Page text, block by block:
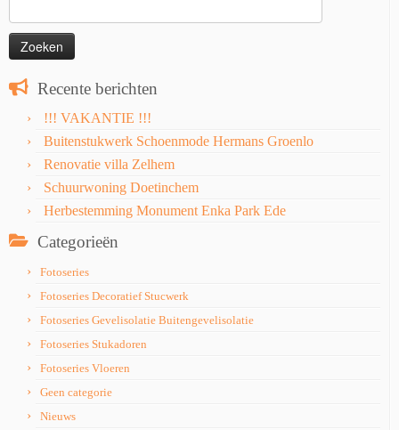
naar:
Recente berichten
!!! VAKANTIE !!!
Buitenstukwerk Schoenmode Hermans Groenlo
Renovatie villa Zelhem
Schuurwoning Doetinchem
Herbestemming Monument Enka Park Ede
Categorieën
Fotoseries
Fotoseries Decoratief Stucwerk
Fotoseries Gevelisolatie Buitengevelisolatie
Fotoseries Stukadoren
Fotoseries Vloeren
Geen categorie
Nieuws